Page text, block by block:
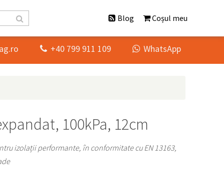
Blog Coșul meu
 +40 799 911 109  WhatsApp
100kPa, 12cm
izolații performante, în conformitate cu EN 13163,